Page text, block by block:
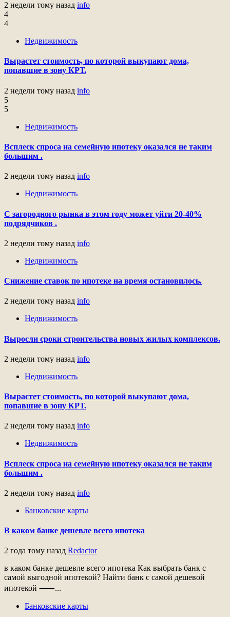
2 недели тому назад info
4
4
Недвижимость
Вырастет стоимость, по которой выкупают дома,
попавшие в зону КРТ.
2 недели тому назад info
5
5
Недвижимость
Всплеск спроса на семейную ипотеку оказался не таким
большим .
2 недели тому назад info
Недвижимость
С загородного рынка в этом году может уйти 20-40%
подрядчиков .
2 недели тому назад info
Недвижимость
Снижение ставок по ипотеке на время остановилось.
2 недели тому назад info
Недвижимость
Выросли сроки строительства новых жилых комплексов.
2 недели тому назад info
Недвижимость
Вырастет стоимость, по которой выкупают дома,
попавшие в зону КРТ.
2 недели тому назад info
Недвижимость
Всплеск спроса на семейную ипотеку оказался не таким
большим .
2 недели тому назад info
Банковские карты
В каком банке дешевле всего ипотека
2 года тому назад Redactor
в каком банке дешевле всего ипотека Как выбрать банк с
самой выгодной ипотекой? Найти банк с самой дешевой
ипотекой ⸺...
Банковские карты